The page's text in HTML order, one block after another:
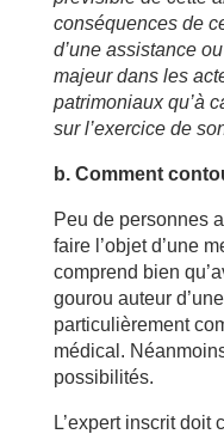
conséquences de
d’une assistance
majeur dans les
patrimoniaux qu’à
sur l’exercice de
b. Comment
Peu de personnes
faire l’objet d’une
comprend bien
gourou auteur
particulièrement
médical.
possibilités.
L’expert inscrit doit